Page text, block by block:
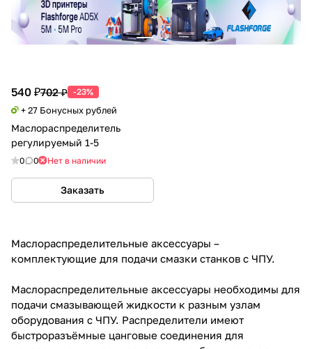
540 ₽702 ₽ -23%
+ 27 Бонусных рублей
Маслораспределитель
регулируемый 1-5
0 0 Нет в наличии
Заказать
Маслораспределительные аксессуары –
комплектующие для подачи смазки станков с ЧПУ.
Маслораспределительные аксессуары необходимы для
подачи смазывающей жидкости к разным узлам
оборудования с ЧПУ. Распределители имеют
быстроразъёмные цанговые соединения для